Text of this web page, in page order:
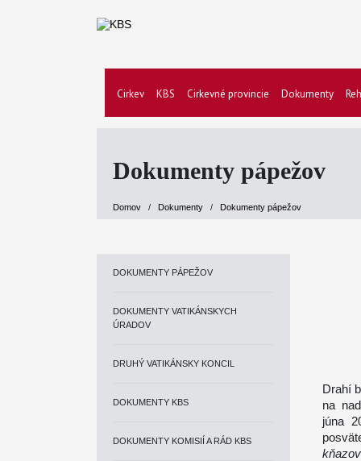
Cirkev KBS Cirkevné provincie Dokumenty
Dokumenty pápežov
Domov / Dokumenty / Dokumenty pápežov
DOKUMENTY PÁPEŽOV
DOKUMENTY VATIKÁNSKYCH
ÚRADOV
DRUHÝ VATIKÁNSKY KONCIL
DOKUMENTY KBS
DOKUMENTY KOMISIÍ A RÁD KBS
Drahí
na
júna
kňazov